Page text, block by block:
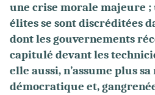
une crise morale majeure ;
élites se sont discréditées
dont les gouvernements
capitulé devant les
elle aussi, n’assume plus
démocratique et,